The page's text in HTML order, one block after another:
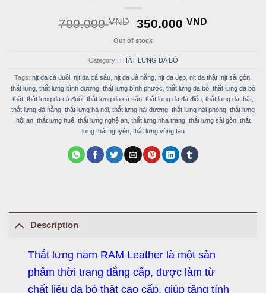
700.000VND
Original
price
700.000 VND.
350.000VND
Out of stock
Category: THẮT LƯNG DA BÒ
Tags: nịt da cá đuối nịt da cá sấu nịt da đà nẵng nịt da đẹp nịt da thật nịt sài gòn
thắt lưng thắt lưng bình dương thắt lưng bình phước thắt lưng da bò thắt lưng da bò
thật thắt lưng da cá đuối thắt lưng da cá sấu thắt lưng da đà điểu thắt lưng da thật
thắt lưng đà nẵng thắt lưng hà nội thắt lưng hải dương thắt lưng hải phòng thắt lưng
hội an, thắt lưng huế, thắt lưng nghệ an, thắt lưng nha trang, thắt lưng sài gòn, thắt
lưng thái nguyên, thắt lưng vũng tàu
Description
Thắt lưng nam RAM Leather là một sản
phẩm thời trang đẳng cấp, được làm từ
chất liệu da bò thật cao cấp, giúp tăng tính